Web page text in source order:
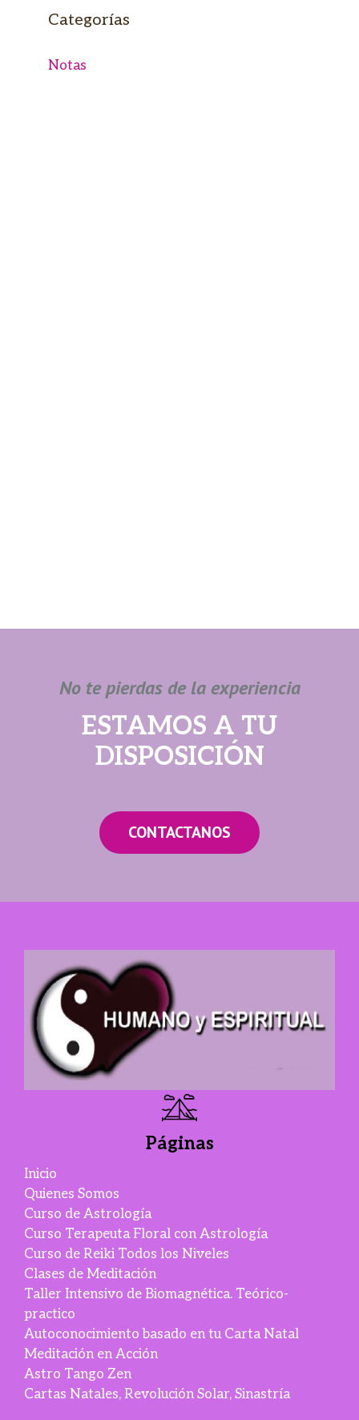
Categorías
Notas
No te pierdas de la experiencia
ESTAMOS A TU
DISPOSICIÓN
CONTACTANOS
Páginas
Inicio
Quienes Somos
Curso de Astrología
Curso Terapeuta Floral con Astrología
Curso de Reiki Todos los Niveles
Clases de Meditación
Taller Intensivo de Biomagnética. Teórico-
practico
Autoconocimiento basado en tu Carta Natal
Meditación en Acción
Astro Tango Zen
Cartas Natales, Revolución Solar, Sinastría